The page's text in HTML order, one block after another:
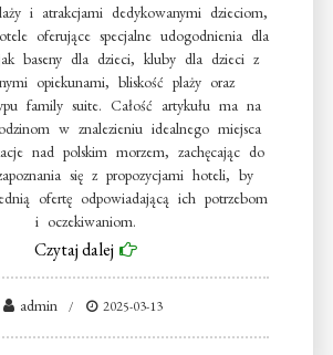
i atrakcjami dedykowanymi dzieciom,
oferujące specjalne udogodnienia dla
baseny dla dzieci, kluby dla dzieci z
opiekunami, bliskość plaży oraz
family suite. Całość artykułu ma na
w znalezieniu idealnego miejsca
nad polskim morzem, zachęcając do
się z propozycjami hoteli, by
ofertę odpowiadającą ich potrzebom
i oczekiwaniom.
Czytaj dalej
admin 2025-03-13